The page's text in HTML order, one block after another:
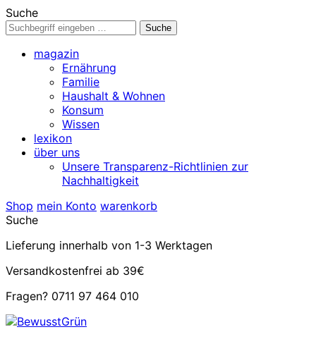
Suche
magazin
Ernährung
Familie
Haushalt & Wohnen
Konsum
Wissen
lexikon
über uns
Unsere Transparenz-Richtlinien zur
Nachhaltigkeit
Shop mein Konto warenkorb
Suche
Lieferung innerhalb von 1-3 Werktagen
Versandkostenfrei ab 39€
Fragen? 0711 97 464 010